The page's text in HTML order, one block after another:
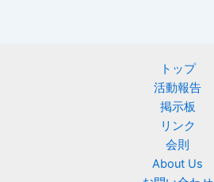
トップ
活動報告
掲示板
リンク
会則
About Us